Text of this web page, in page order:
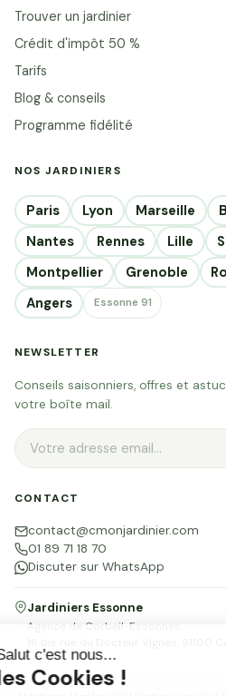
Salut c'est nous...
les Cookies !
Trouver un jardinier
Crédit d'impôt 50 %
Tarifs
Blog & conseils
Programme fidélité
NOS JARDINIERS
Paris Lyon Marseille
Nantes
Rennes Lille
Montpellier
Grenoble
Angers
Essonne 91
NEWSLETTER
Conseils saisonniers, offres et
votre boîte mail.
CONTACT
contact@cmonjardinier.com
01 89 71 18 70
Discuter sur WhatsApp
Jardiniers Essonne
Agence de Corbeil-Essonnes
16 bis rue du Docteur Vignes, 91100